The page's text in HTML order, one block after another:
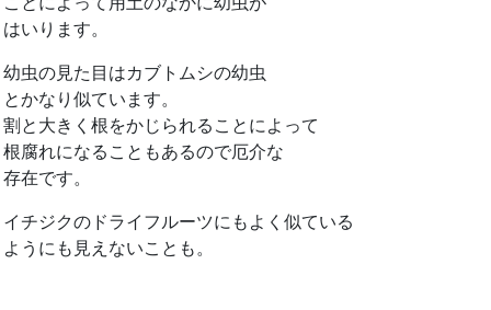
はいります。
幼虫の見た目はカブトムシの幼虫
とかなり似ています。
割と大きく根をかじられることによって
根腐れになることもあるので厄介な
存在です。
イチジクのドライフルーツにもよく似ている
ようにも見えないことも。